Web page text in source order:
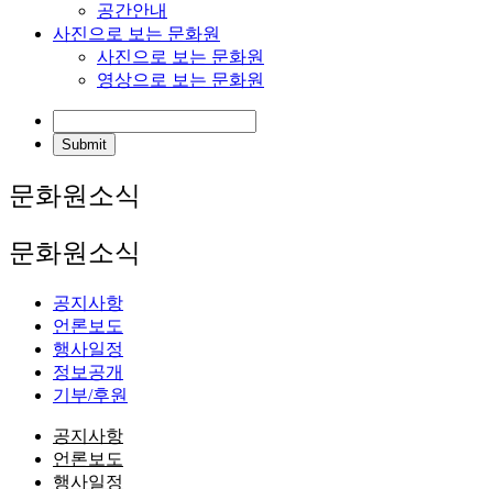
공간안내
사진으로 보는 문화원
사진으로 보는 문화원
영상으로 보는 문화원
문화원소식
문화원소식
공지사항
언론보도
행사일정
정보공개
기부/후원
공지사항
언론보도
행사일정